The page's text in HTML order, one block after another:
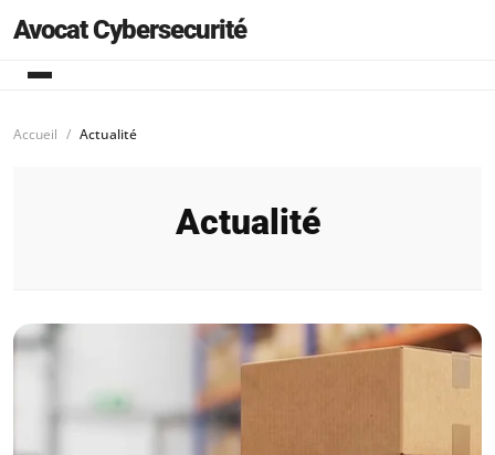
Avocat Cybersecurité
Accueil Actualité
Actualité